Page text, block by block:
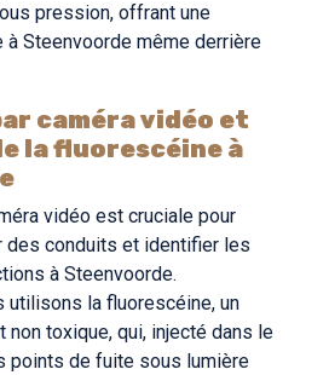
pression, offrant une
Steenvoorde même derrière
caméra vidéo et
la fluorescéine à
vidéo est cruciale pour
des conduits et identifier les
à Steenvoorde.
utilisons la fluorescéine, un
non toxique, qui, injecté dans le
points de fuite sous lumière